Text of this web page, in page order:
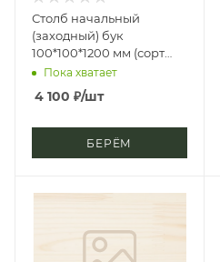
Столб начальный
(заходный) бук
100*100*1200 мм (сорт
Экстра) симетрия
Пока хватает
4 100 ₽/шт
БЕРЁМ